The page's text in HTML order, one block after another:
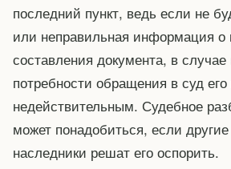
последний пункт, ведь если не
или неправильная информация о
составления документа, в случае
потребности обращения в суд
недействительным. Судебное
может понадобиться, если
наследники решат его оспорить.